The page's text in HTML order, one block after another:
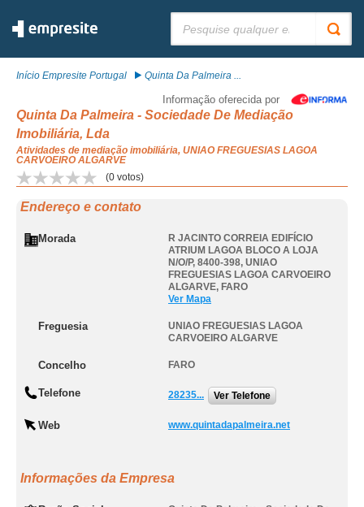
Início Empresite Portugal Quinta Da Palmeira ...
Informação oferecida por
Quinta Da Palmeira - Sociedade De Mediação
Imobiliária, Lda
Atividades de mediação imobiliária, UNIAO FREGUESIAS LAGOA
CARVOEIRO ALGARVE
(0 votos)
Endereço e contato
Morada
R JACINTO CORREIA EDIFÍCIO
ATRIUM LAGOA BLOCO A LOJA
N/O/P, 8400-398, UNIAO
FREGUESIAS LAGOA CARVOEIRO
ALGARVE, FARO
Ver Mapa
Freguesia
UNIAO FREGUESIAS LAGOA
CARVOEIRO ALGARVE
Concelho FARO
Telefone 28235... Ver Telefone
Web www.quintadapalmeira.net
Informações da Empresa